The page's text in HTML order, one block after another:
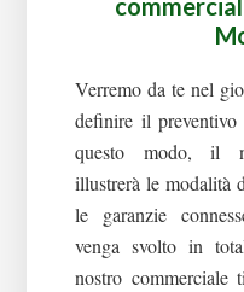
Verremo da te nel
definire il
questo modo, il
illustrerà le modalità
le garanzie
venga svolto in
nostro